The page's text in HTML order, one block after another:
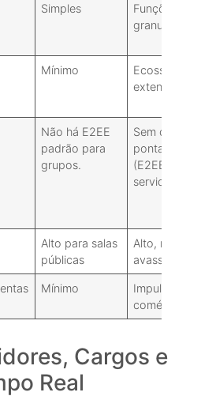
Simples
Funções/
granulares
Mínimo
Ecossistema
extenso
Não há E2EE
padrão para
grupos.
Sem
ponta a
(E2EE) em
servidores.
Alto para salas
públicas
Alto, mas
avassalador.
Mínimo
Impulsos,
comércio
Cargos e
Real